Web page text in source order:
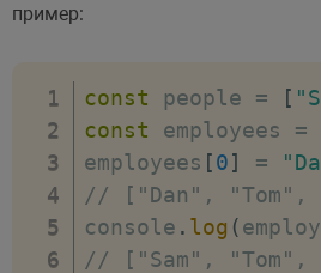
пример:
const people = [
const employees =
employees [0] =
// ["Dan", "Tom",
console . log (
// ["Sam", "Tom",